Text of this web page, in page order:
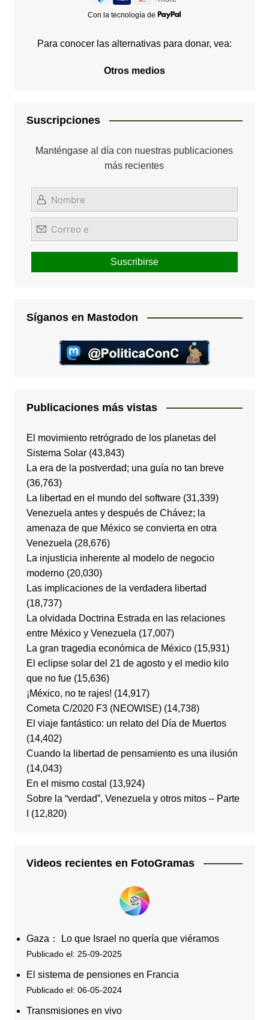
Con la tecnología de
Para conocer las alternativas para donar, vea:
Otros medios
Suscripciones
Manténgase al día con nuestras publicaciones
más recientes
Síganos en Mastodon
Publicaciones más vistas
El movimiento retrógrado de los planetas del
Sistema Solar (43,843)
La era de la postverdad; una guía no tan breve
(36,763)
La libertad en el mundo del software (31,339)
Venezuela antes y después de Chávez; la
amenaza de que México se convierta en otra
Venezuela (28,676)
La injusticia inherente al modelo de negocio
moderno (20,030)
Las implicaciones de la verdadera libertad
(18,737)
La olvidada Doctrina Estrada en las relaciones
entre México y Venezuela (17,007)
La gran tragedia económica de México (15,931)
El eclipse solar del 21 de agosto y el medio kilo
que no fue (15,636)
¡México, no te rajes! (14,917)
Cometa C/2020 F3 (NEOWISE) (14,738)
El viaje fantástico: un relato del Día de Muertos
(14,402)
Cuando la libertad de pensamiento es una ilusión
(14,043)
En el mismo costal (13,924)
Sobre la “verdad”, Venezuela y otros mitos – Parte
(12,820)
Videos recientes en FotoGramas
Gaza： Lo que Israel no quería que viéramos
Publicado el: 25-09-2025
El sistema de pensiones en Francia
Publicado el: 06-05-2024
Transmisiones en vivo